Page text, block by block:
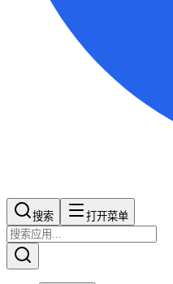
搜索​​​​ 打开菜单